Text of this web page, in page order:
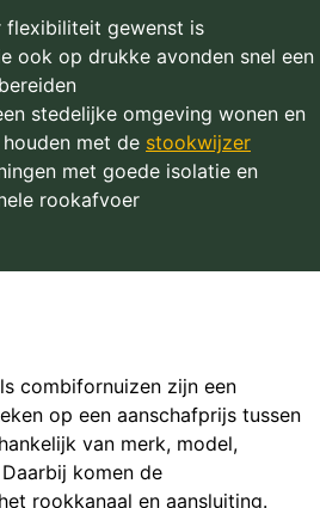
flexibiliteit gewenst is
ook op drukke avonden snel een
stedelijke omgeving wonen en
met de stookwijzer
met goede isolatie en
rookafvoer
combifornuizen zijn een
op een aanschafprijs tussen
van merk, model,
komen de
rookkanaal en aansluiting.